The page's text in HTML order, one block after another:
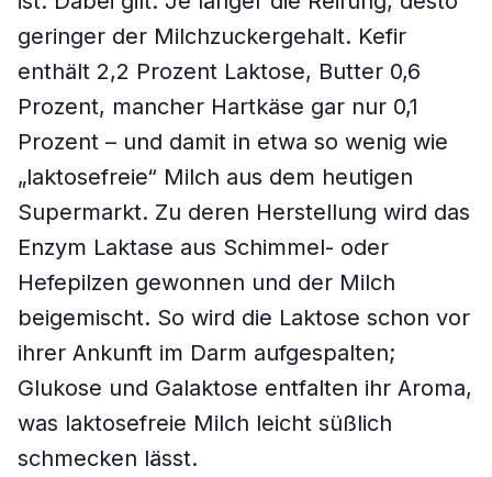
geringer der Milchzuckergehalt. Kefir
enthält 2,2 Prozent Laktose, Butter 0,6
Prozent, mancher Hartkäse gar nur 0,1
Prozent – und damit in etwa so wenig wie
„laktosefreie“ Milch aus dem heutigen
Supermarkt. Zu deren Herstellung wird das
Enzym Laktase aus Schimmel- oder
Hefepilzen gewonnen und der Milch
beigemischt. So wird die Laktose schon vor
ihrer Ankunft im Darm aufgespalten;
Glukose und Galaktose entfalten ihr Aroma,
was laktosefreie Milch leicht süßlich
schmecken lässt.